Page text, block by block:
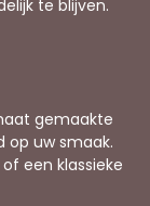
te blijven.
gemaakte
uw smaak.
een klassieke